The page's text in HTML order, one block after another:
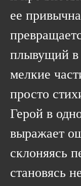
ее
плывущий в
мелкие
просто
Герой в
выражает
склоняясь
становясь